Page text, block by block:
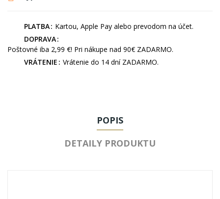
PLATBA
Kartou, Apple Pay alebo prevodom na účet.
DOPRAVA
Poštovné iba 2,99 €! Pri nákupe nad 90€ ZADARMO.
VRÁTENIE
Vrátenie do 14 dní ZADARMO.
POPIS
DETAILY PRODUKTU